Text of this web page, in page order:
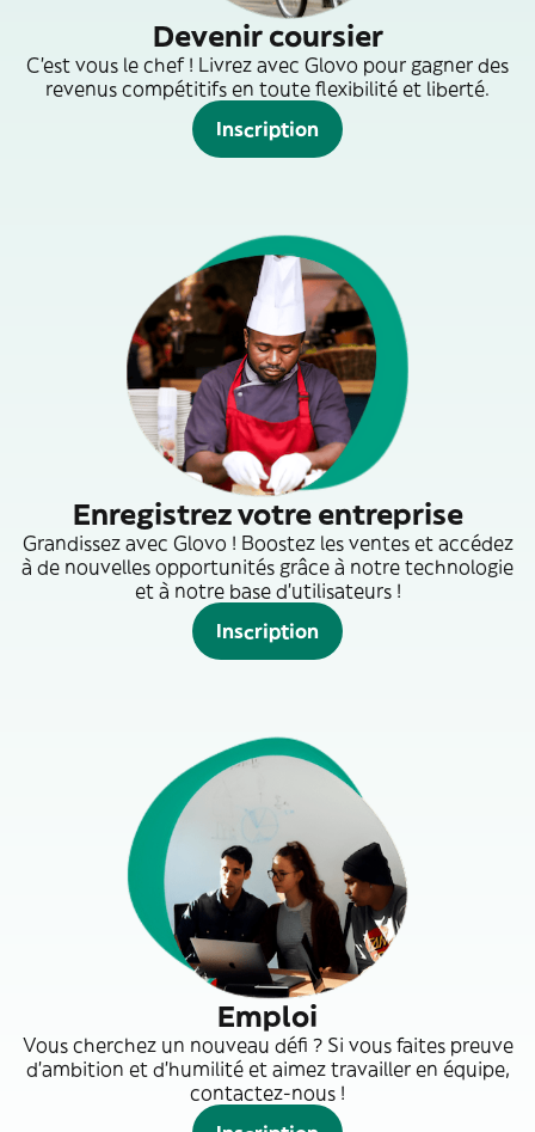
Devenir coursier
C'est vous le chef ! Livrez avec Glovo pour gagner des
revenus compétitifs en toute flexibilité et liberté.
Inscription
Enregistrez votre entreprise
Grandissez avec Glovo ! Boostez les ventes et accédez
à de nouvelles opportunités grâce à notre technologie
et à notre base d'utilisateurs !
Inscription
Emploi
Vous cherchez un nouveau défi ? Si vous faites preuve
d'ambition et d'humilité et aimez travailler en équipe,
contactez-nous !